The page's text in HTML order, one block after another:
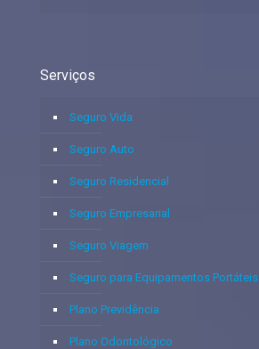
Serviços
Seguro Vida
Seguro Auto
Seguro Residencial
Seguro Empresarial
Seguro Viagem
Seguro para Equipamentos Portáteis
Plano Previdência
Plano Odontológico